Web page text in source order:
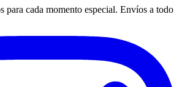
para cada momento especial. Envíos a todo